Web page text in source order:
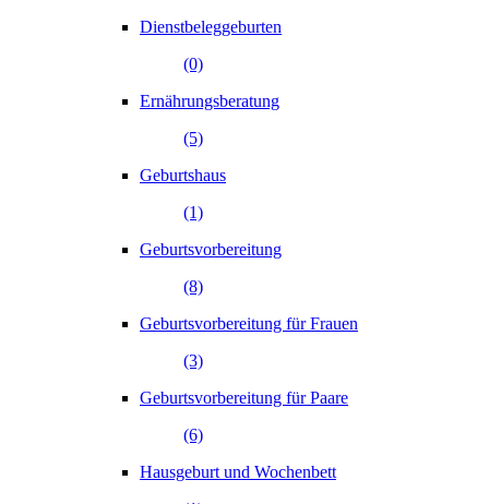
Dienstbeleggeburten
(0)
Ernährungsberatung
(5)
Geburtshaus
(1)
Geburtsvorbereitung
(8)
Geburtsvorbereitung für Frauen
(3)
Geburtsvorbereitung für Paare
(6)
Hausgeburt und Wochenbett